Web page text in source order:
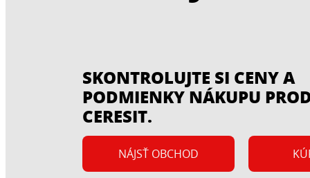
SKONTROLUJTE SI CENY A
PODMIENKY NÁKUPU
CERESIT.
NÁJSŤ OBCHOD